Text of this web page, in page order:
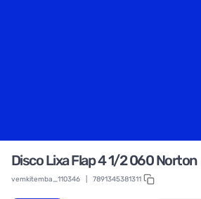
Disco Lixa Flap 4 1/2 060 Norton
vemkitemba_110346 7891345381311